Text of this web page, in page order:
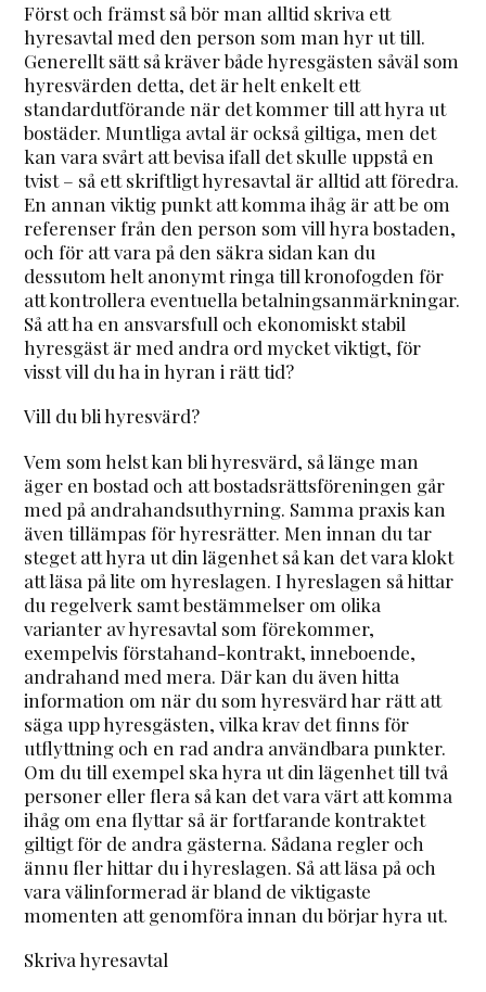
Först och främst så bör man alltid skriva ett
hyresavtal med den person som man hyr ut till.
Generellt sätt så kräver både hyresgästen såväl som
hyresvärden detta, det är helt enkelt ett
standardutförande när det kommer till att hyra ut
bostäder. Muntliga avtal är också giltiga, men det
kan vara svårt att bevisa ifall det skulle uppstå en
tvist – så ett skriftligt hyresavtal är alltid att föredra.
En annan viktig punkt att komma ihåg är att be om
referenser från den person som vill hyra bostaden,
och för att vara på den säkra sidan kan du
dessutom helt anonymt ringa till kronofogden för
att kontrollera eventuella betalningsanmärkningar.
Så att ha en ansvarsfull och ekonomiskt stabil
hyresgäst är med andra ord mycket viktigt, för
visst vill du ha in hyran i rätt tid?
Vill du bli hyresvärd?
Vem som helst kan bli hyresvärd, så länge man
äger en bostad och att bostadsrättsföreningen går
med på andrahandsuthyrning. Samma praxis kan
även tillämpas för hyresrätter. Men innan du tar
steget att hyra ut din lägenhet så kan det vara klokt
att läsa på lite om hyreslagen. I hyreslagen så hittar
du regelverk samt bestämmelser om olika
varianter av hyresavtal som förekommer,
exempelvis förstahand-kontrakt, inneboende,
andrahand med mera. Där kan du även hitta
information om när du som hyresvärd har rätt att
säga upp hyresgästen, vilka krav det finns för
utflyttning och en rad andra användbara punkter.
Om du till exempel ska hyra ut din lägenhet till två
personer eller flera så kan det vara värt att komma
ihåg om ena flyttar så är fortfarande kontraktet
giltigt för de andra gästerna. Sådana regler och
ännu fler hittar du i hyreslagen. Så att läsa på och
vara välinformerad är bland de viktigaste
momenten att genomföra innan du börjar hyra ut.
Skriva hyresavtal